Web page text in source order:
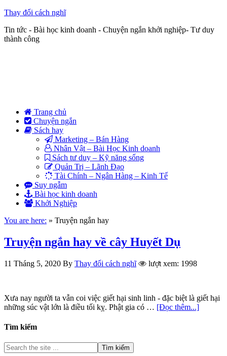
Thay đổi cách nghĩ
Tin tức - Bài học kinh doanh - Chuyện ngắn khởi nghiệp- Tư duy
thành công
Trang chủ
Chuyện ngắn
Sách hay
Marketing – Bán Hàng
Nhân Vật – Bài Học Kinh doanh
Sách tư duy – Kỹ năng sống
Quản Trị – Lãnh Đạo
Tài Chính – Ngân Hàng – Kinh Tế
Suy ngẫm
Bài học kinh doanh
Khởi Nghiệp
You are here: » Truyện ngắn hay
Truyện ngắn hay về cây Huyết Dụ
11 Tháng 5, 2020 By Thay đổi cách nghĩ lượt xem: 1998
Xưa nay người ta vẫn coi việc giết hại sinh linh - đặc biệt là giết hại
những súc vật lớn là điều tối kỵ. Phật gia có … [Đọc thêm...]
Tìm kiếm